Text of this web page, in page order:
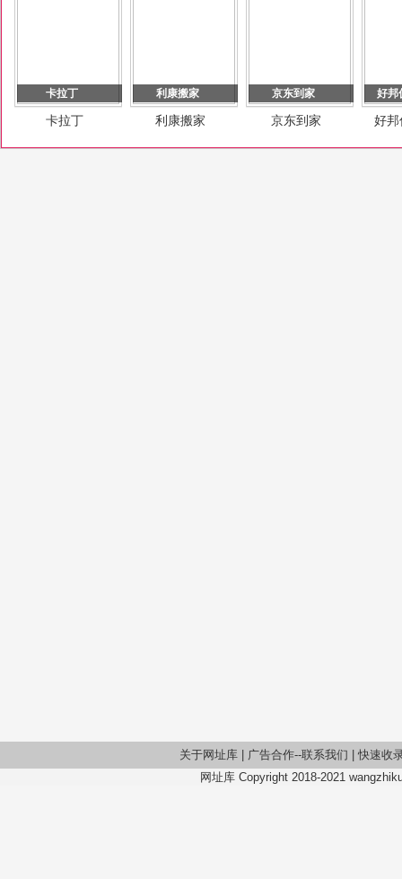
卡拉丁
卡拉丁
利康搬家
利康搬家
京东到家
京东到家
好邦
好邦
关于网址库 广告合作--联系我们
快速收
网址库 Copyright 2018-2021